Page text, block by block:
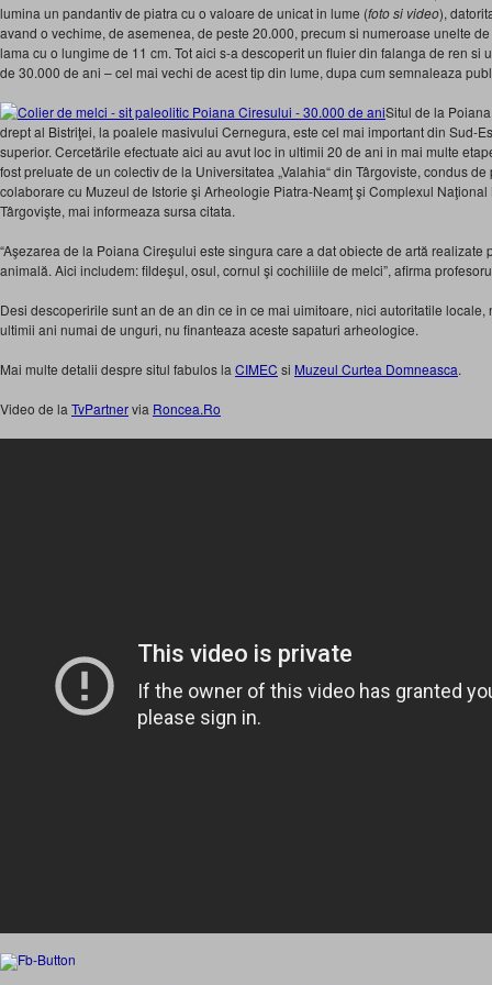
lumina un pandantiv de piatra cu o valoare de unicat in lume (foto si video),
avand o vechime, de asemenea, de peste 20.000, precum si numeroase unelte
lama cu o lungime de 11 cm. Tot aici s-a descoperit un fluier din falanga de ren si
de 30.000 de ani – cel mai vechi de acest tip din lume, dupa cum semnaleaza
Situl de la
drept al Bistriţei, la poalele masivului Cernegura, este cel mai important din Sud-
superior. Cercetările efectuate aici au avut loc in ultimii 20 de ani in mai multe
fost preluate de un colectiv de la Universitatea „Valahia“ din Târgoviste, condus
colaborare cu Muzeul de Istorie şi Arheologie Piatra-Neamţ şi Complexul
Târgovişte, mai informeaza sursa citata.
“Aşezarea de la Poiana Cireşului este singura care a dat obiecte de artă realizate
animală. Aici includem: fildeşul, osul, cornul şi cochiliile de melci”, afirma
Desi descoperirile sunt an de an din ce in ce mai uimitoare, nici autoritatile
ultimii ani numai de unguri, nu finanteaza aceste sapaturi arheologice.
Mai multe detalii despre situl fabulos la CIMEC si Muzeul Curtea Domneasca.
Video de la TvPartnervia Roncea.Ro